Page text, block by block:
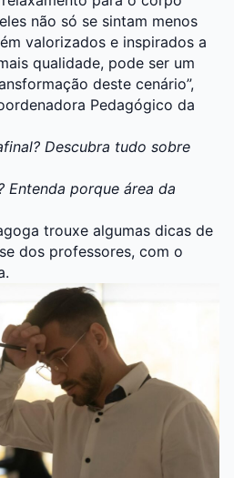
não só se sintam menos
valorizados e inspirados a
qualidade, pode ser um
deste cenário”,
Pedagógico da
Descubra tudo sobre
Entenda porque área da
trouxe algumas dicas de
dos professores, com o